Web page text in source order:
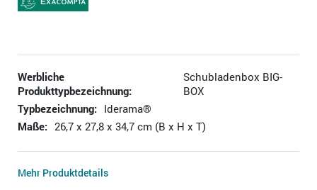
Werbliche
Produkttypbezeichnung:
Schubladenbox BIG-
BOX
Typbezeichnung: Iderama®
Maße: 26,7 x 27,8 x 34,7 cm (B x H x T)
Mehr Produktdetails